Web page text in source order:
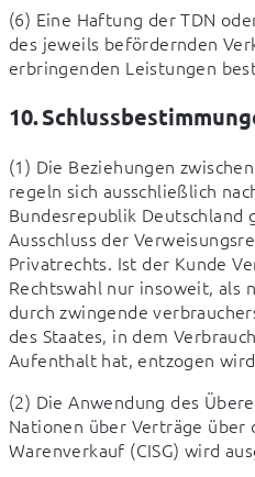
(6) Eine Haftung der TDN
des jeweils befördernden
erbringenden Leistungen
10.
(1) Die Beziehungen
regeln sich ausschließlich
Bundesrepublik Deutschland
Ausschluss der
Privatrechts. Ist der Kunde
Rechtswahl nur insoweit, als
durch zwingende
des Staates, in dem
Aufenthalt hat, entzogen
(2) Die Anwendung des
Nationen über Verträge über
Warenverkauf (CISG) wird